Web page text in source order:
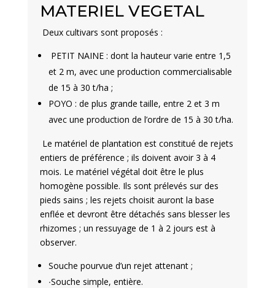
MATERIEL VEGETAL
Deux cultivars sont proposés :
PETIT NAINE : dont la hauteur varie entre 1,5
et 2 m, avec une production commercialisable
de 15 à 30 t/ha ;
POYO : de plus grande taille, entre 2 et 3 m
avec une production de l’ordre de 15 à 30 t/ha.
Le matériel de plantation est constitué de rejets
entiers de préférence ; ils doivent avoir 3 à 4
mois. Le matériel végétal doit être le plus
homogène possible. Ils sont prélevés sur des
pieds sains ; les rejets choisit auront la base
enflée et devront être détachés sans blesser les
rhizomes ; un ressuyage de 1 à 2 jours est à
observer.
Souche pourvue d’un rejet attenant ;
∙Souche simple, entière.